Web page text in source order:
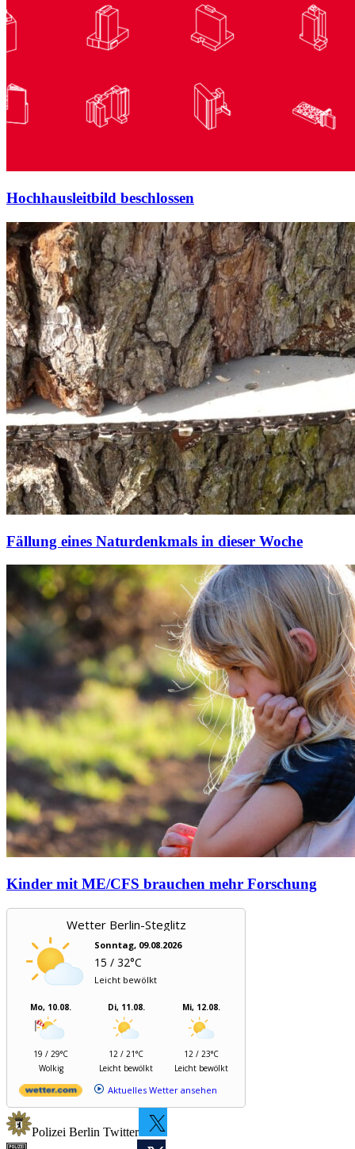
Hochhausleitbild beschlossen
Fällung eines Naturdenkmals in dieser Woche
Kinder mit ME/CFS brauchen mehr Forschung
Wetter Berlin-Steglitz
Sonntag, 09.08.2026
15 / 32°C
Leicht bewölkt
Mo, 10.08.
19 / 29°C
Wolkig
Di, 11.08.
12 / 21°C
Leicht bewölkt
Mi, 12.08.
12 / 23°C
Leicht bewölkt
Aktuelles Wetter ansehen
Polizei Berlin Twitter